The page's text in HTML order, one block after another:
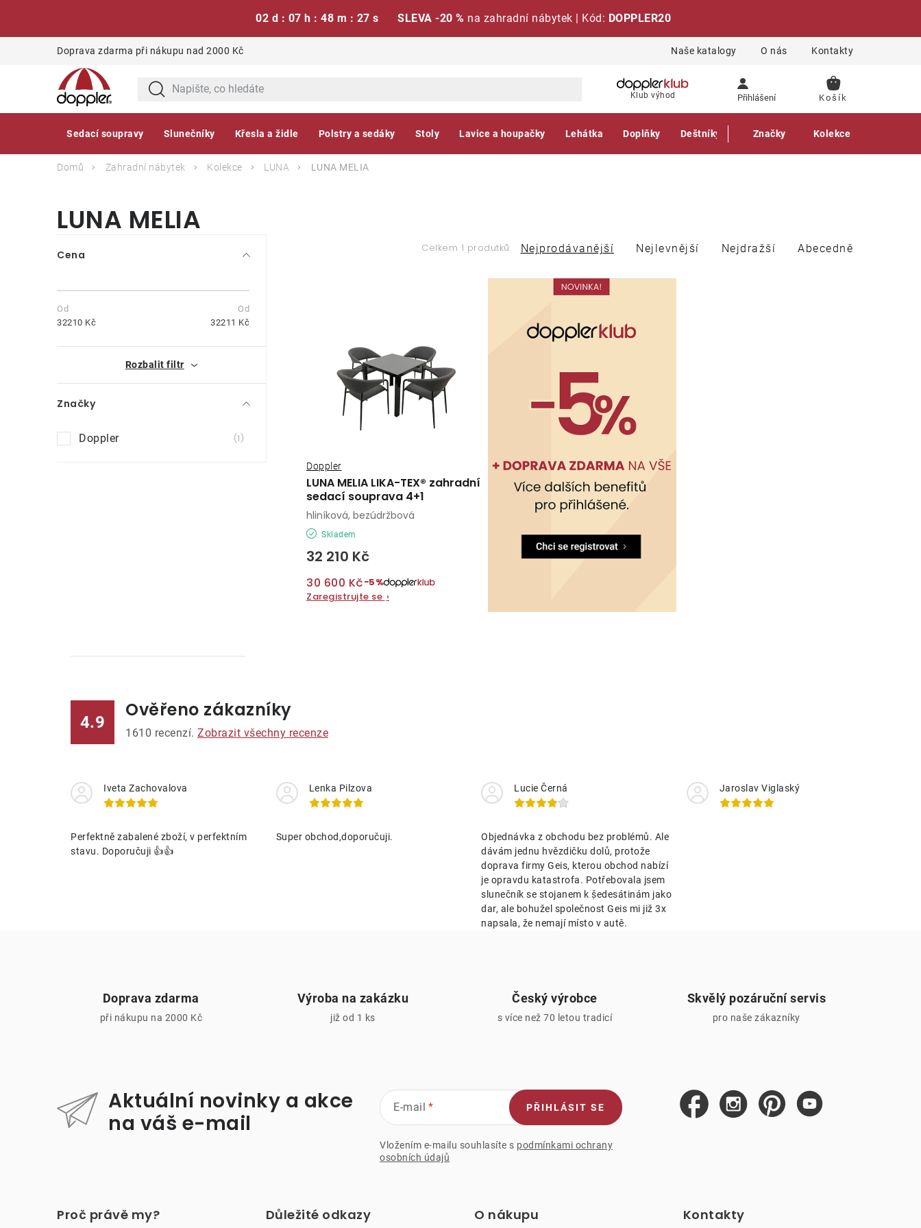
02 d : 07 h : 48 m : 27 s SLEVA -20 % na zahradní nábytek | Kód: DOPPLER20
Doprava zdarma při nákupu nad 2000 Kč Naše katalogy O nás Kontakty
Klub výhod Přihlášení
NÁKUPNÍ
Sedací soupravy Slunečníky Křesla a židle Polstry a sedáky Stoly Lavice a houpačky Lehátka Doplňky Deštníky Gastro produkty
Značky Kolekce
Domů Zahradní nábytek Kolekce LUNA LUNA MELIA
LUNA MELIA
P
s
t
r
a
n
n
í
Cena
32210 Kč 32211 Kč
Rozbalit filtr
Značky
Doppler 1
Celkem 1 produtků
Ř
a
o
d
k
Nejprodávanější Nejlevnější Nejdražší Abecedně
o
d
u
k
t
ů
LUNA MELIA LIKA-TEX® zahradní
sedací souprava 4+1
Doppler
Skladem
32 210 Kč
30 600 Kč−5%
Zaregistrujte se ›
hliníková, bezúdržbová
á
a
c
p
p
4.9
Ověřeno zákazníky
1610 recenzí. Zobrazit všechny recenze
Iveta Zachovalova
Perfektně zabalené zboží, v perfektním
stavu. Doporučuji 👍👍
Lenka Pilzova
Super obchod,doporučuji.
Lucie Černá
Objednávka z obchodu bez problémů. Ale
dávám jednu hvězdičku dolů, protože
doprava firmy Geis, kterou obchod nabízí
je opravdu katastrofa. Potřebovala jsem
slunečník se stojanem k ṣ̌edesátinám jako
dar, ale bohužel společnost Geis mi již 3x
napsala, že nemají místo v autě.
Jaroslav Viglaský
Doprava zdarma
při nákupu na 2000 Kč
Výroba na zakázku
již od 1 ks
Český výrobce
s více než 70 letou tradicí
Skvělý pozáruční servis
pro naše zákazníky
Aktuální novinky a akce
na váš e-mail
E-mail
Vložením e-mailu souhlasíte s podmínkami ochrany
osobních údajů
PŘIHLÁSIT SE
Proč právě my? Důležité odkazy O nákupu Kontakty